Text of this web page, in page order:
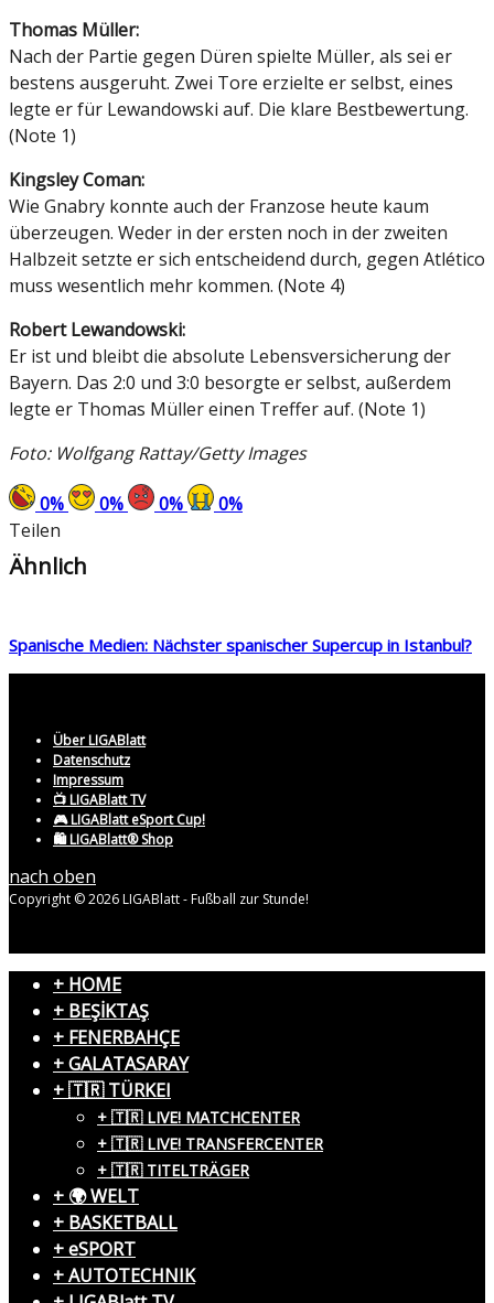
Thomas Müller:
Nach der Partie gegen Düren spielte Müller, als sei er
bestens ausgeruht. Zwei Tore erzielte er selbst, eines
legte er für Lewandowski auf. Die klare Bestbewertung.
(Note 1)
Kingsley Coman:
Wie Gnabry konnte auch der Franzose heute kaum
überzeugen. Weder in der ersten noch in der zweiten
Halbzeit setzte er sich entscheidend durch, gegen Atlético
muss wesentlich mehr kommen. (Note 4)
Robert Lewandowski:
Er ist und bleibt die absolute Lebensversicherung der
Bayern. Das 2:0 und 3:0 besorgte er selbst, außerdem
legte er Thomas Müller einen Treffer auf. (Note 1)
Foto: Wolfgang Rattay/Getty Images
0% 0% 0% 0%
Teilen
Ähnlich
Spanische Medien: Nächster spanischer Supercup in Istanbul?
Über LIGABlatt
Datenschutz
Impressum
📺 LIGABlatt TV
🎮 LIGABlatt eSport Cup!
🛍️ LIGABlatt® Shop
nach oben
Copyright © 2026 LIGABlatt - Fußball zur Stunde!
+ HOME
+ BEŞİKTAŞ
+ FENERBAHÇE
+ GALATASARAY
+ 🇹🇷 TÜRKEI
+ 🇹🇷 LIVE! MATCHCENTER
+ 🇹🇷 LIVE! TRANSFERCENTER
+ 🇹🇷 TITELTRÄGER
+ 🌍 WELT
+ BASKETBALL
+ eSPORT
+ AUTOTECHNIK